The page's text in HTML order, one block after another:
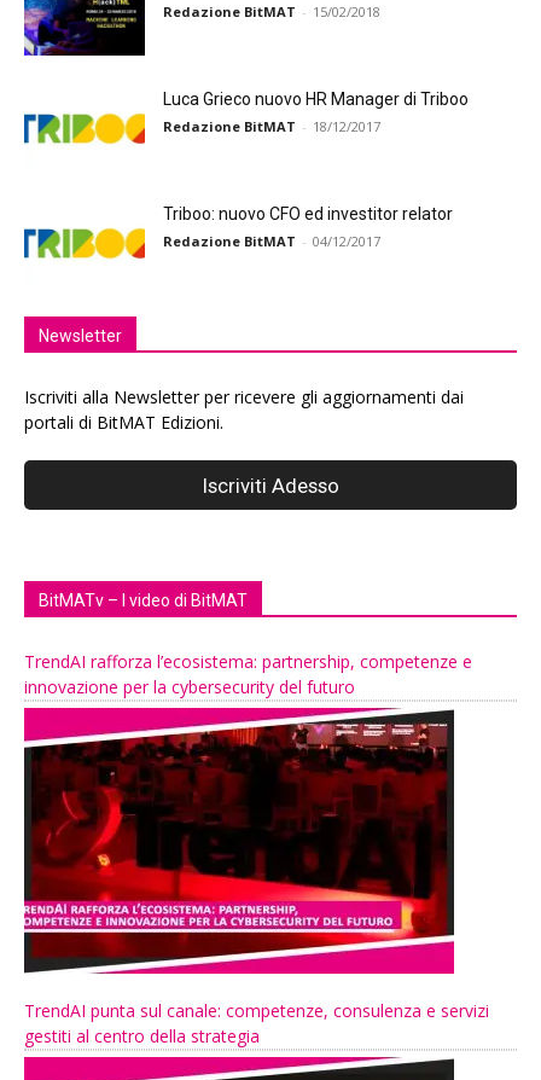
Redazione BitMAT - 15/02/2018
Luca Grieco nuovo HR Manager di Triboo
Redazione BitMAT - 18/12/2017
Triboo: nuovo CFO ed investitor relator
Redazione BitMAT - 04/12/2017
Newsletter
Iscriviti alla Newsletter per ricevere gli aggiornamenti dai
portali di BitMAT Edizioni.
BitMATv – I video di BitMAT
TrendAI rafforza l’ecosistema: partnership, competenze e
innovazione per la cybersecurity del futuro
TrendAI punta sul canale: competenze, consulenza e servizi
gestiti al centro della strategia